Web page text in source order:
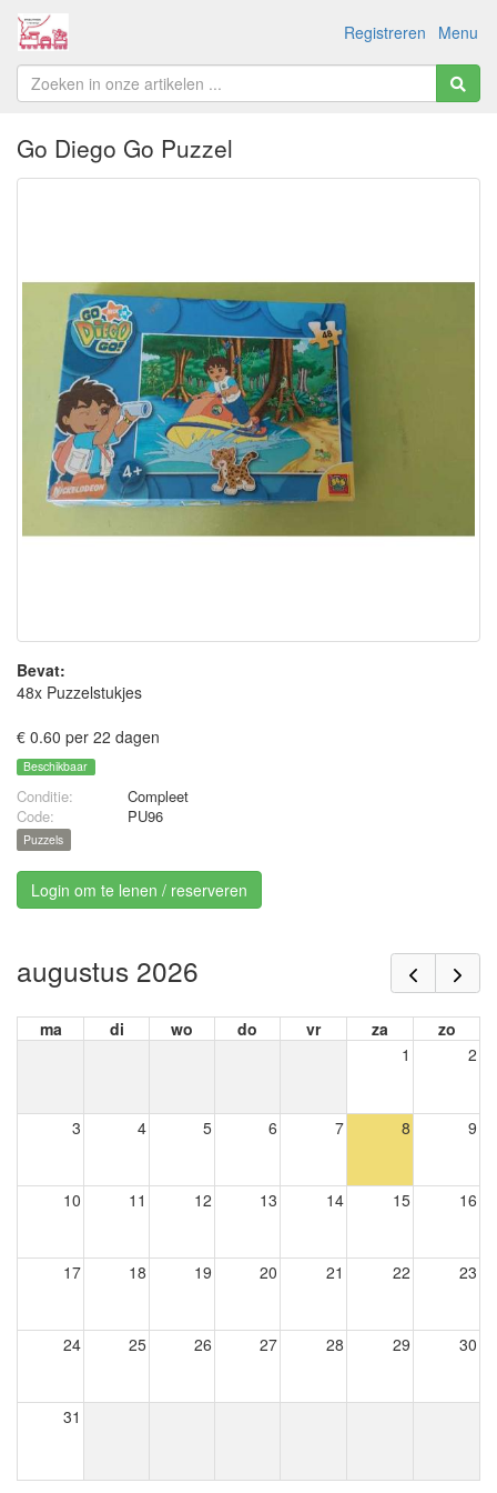
Menu
Registreren
Go Diego Go Puzzel
Bevat:
48x Puzzelstukjes
€ 0.60 per 22 dagen
Beschikbaar
Conditie:
Compleet
Code:
PU96
Puzzels
Login om te lenen / reserveren
augustus 2026
ma di wo do vr za
zo
1
2
3 4 5 6 7 8 9
10 11 12 13 14 15 16
17 18 19 20 21 22 23
24 25 26 27 28 29 30
31